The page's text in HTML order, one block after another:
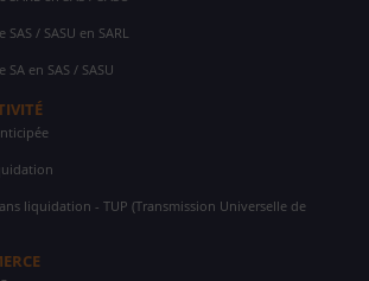
/ SASU en SARL
en SAS / SASU
liquidation - TUP (Transmission Universelle de